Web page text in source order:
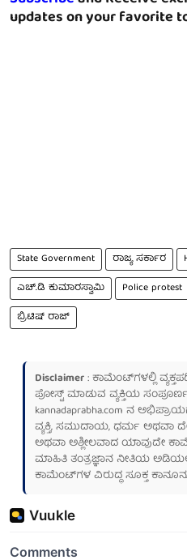
updates on your favorite
State Government ರಾಜ್ಯ ಸರ್ಕಾರ
ಎಚ್.ಡಿ ಕುಮಾರಸ್ವಾಮಿ
Police protest
ಬ್ರಿಟಿಷ್ ರಾಜ್
Disclaimer: ಕಾಮೆಂಟ್‌ಗಳಲ್ಲಿ
ಪೋಸ್ಟ್ ಮಾಡುವ ವ್ಯಕ್ತಿಯ
kannadaprabha.com ನ
ವ್ಯಕ್ತಿ, ಸಮುದಾಯ, ಧರ್ಮ ಅಥವಾ
ಅಥವಾ ಅಶ್ಲೀಲವಾದ ಯಾವುದೇ
ಮಾಹಿತಿ ತಂತ್ರಜ್ಞಾನ ನೀತಿಯ
ಕಾಮೆಂಟ್‌ಗಳ ವಿರುದ್ಧ ಸೂಕ್ತ